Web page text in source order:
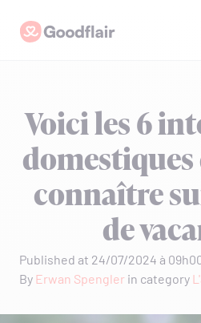
content
Goodflair
Voici les 6
domestiques
connaître
de
Published at 24/07/2024 à
By Erwan Spengler in category